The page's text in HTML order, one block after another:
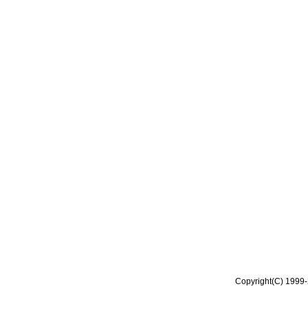
Copyright(C)